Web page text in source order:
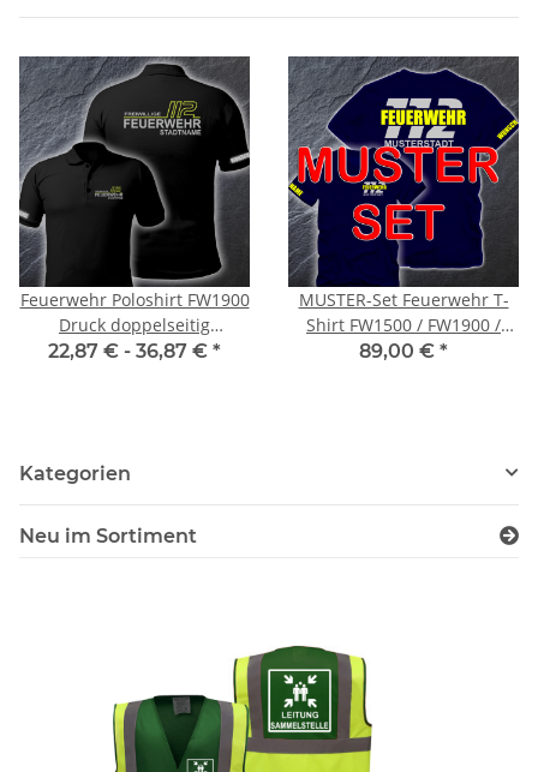
Feuerwehr Poloshirt FW1900
Druck doppelseitig
mehrfarbig S-5XL
22,87 € - 36,87 € *
MUSTER-Set Feuerwehr T-
Shirt FW1500 / FW1900 /
FW1800
89,00 € *
Kategorien
Neu im Sortiment